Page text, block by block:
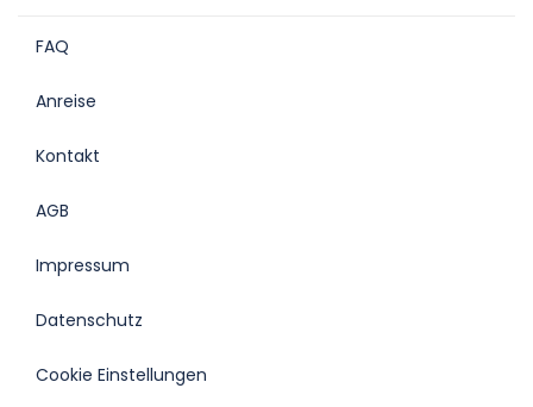
FAQ
Anreise
Kontakt
AGB
Impressum
Datenschutz
Cookie Einstellungen